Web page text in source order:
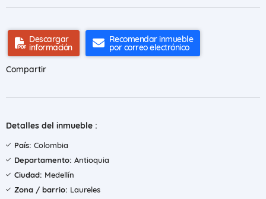
Descargar
información
Recomendar inmueble
por correo electrónico
Compartir
Detalles del inmueble :
País: Colombia
Departamento: Antioquia
Ciudad: Medellín
Zona / barrio: Laureles